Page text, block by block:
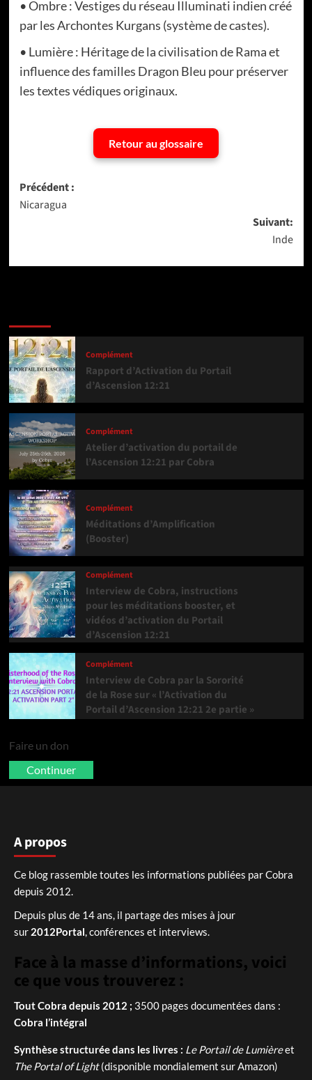
• Ombre : Vestiges du réseau Illuminati indien créé
par les Archontes Kurgans (système de castes).
• Lumière : Héritage de la civilisation de Rama et
influence des familles Dragon Bleu pour préserver
les textes védiques originaux.
Retour au glossaire
Navigation
d’article
Précédent :
Nicaragua
Suivant:
Inde
Complément
Rapport d’Activation du Portail
d’Ascension 12:21
Complément
Atelier d’activation du portail de
l’Ascension 12:21 par Cobra
Complément
Méditations d’Amplification
(Booster)
Complément
Interview de Cobra, instructions
pour les méditations booster, et
vidéos d’activation du Portail
d’Ascension 12:21
Complément
Interview de Cobra par la Sororité
de la Rose sur « l’Activation du
Portail d’Ascension 12:21 2e partie »
Faire un don
Continuer
A propos
Ce blog rassemble toutes les informations publiées par Cobra
depuis 2012.
Depuis plus de 14 ans, il partage des mises à jour
sur 2012Portal, conférences et interviews.
Face à la masse d’informations, voici
ce que vous trouverez :
Tout Cobra depuis 2012 ; 3500 pages documentées dans :
Cobra l’intégral
Synthèse structurée dans les livres : Le Portail de Lumièreet
The Portal of Light(disponible mondialement sur Amazon)